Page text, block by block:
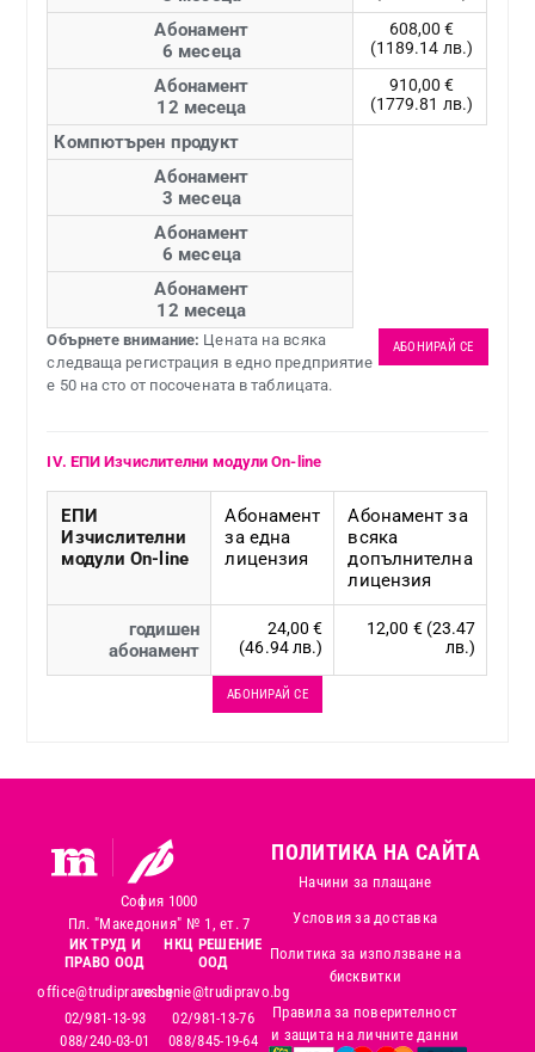
Абонамент
6 месеца
608,00 €
(1189.14 лв.)
Абонамент
12 месеца
910,00 €
(1779.81 лв.)
Компютърен продукт
Абонамент
3 месеца
Абонамент
6 месеца
Абонамент
12 месеца
Обърнете внимание: Цената на всяка
следваща регистрация в едно предприятие
е 50 на сто от посочената в таблицата.
АБОНИРАЙ СЕ
IV. ЕПИ Изчислителни модули On-line
ЕПИ
Изчислителни
модули On-line
Абонамент
за една
лицензия
Абонамент за
всяка
допълнителна
лицензия
годишен
абонамент
24,00 €
(46.94 лв.)
12,00 € (23.47
лв.)
АБОНИРАЙ СЕ
София 1000
Пл. "Македония" № 1, ет. 7
ИК ТРУД И
ПРАВО ООД
office@trudipravo.bg
02/981-13-93
088/240-03-01
НКЦ РЕШЕНИЕ
ООД
reshenie@trudipravo.bg
02/981-13-76
088/845-19-64
ПОЛИТИКА НА САЙТА
Начини за плащане
Условия за доставка
Политика за използване на
бисквитки
Правила за поверителност
и защита на личните данни